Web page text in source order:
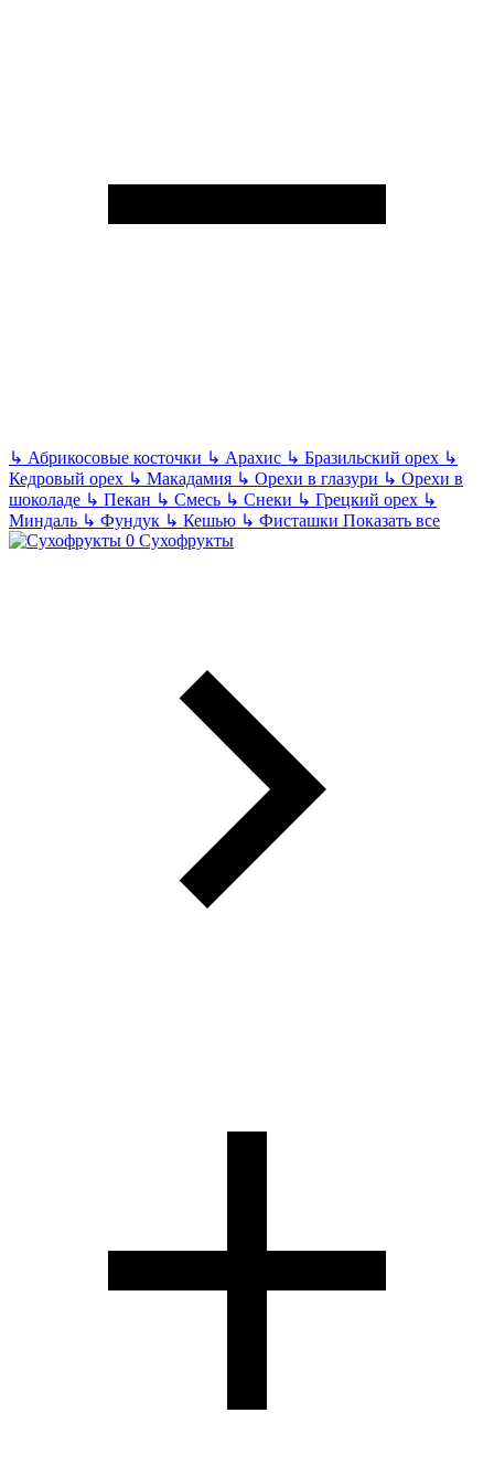
↳ Абрикосовые косточки ↳ Арахис ↳ Бразильский орех ↳
Кедровый орех ↳ Макадамия ↳ Орехи в глазури ↳ Орехи в
шоколаде ↳ Пекан ↳ Смесь ↳ Снеки ↳ Грецкий орех ↳
Миндаль ↳ Фундук ↳ Кешью ↳ Фисташки Показать все
Сухофрукты